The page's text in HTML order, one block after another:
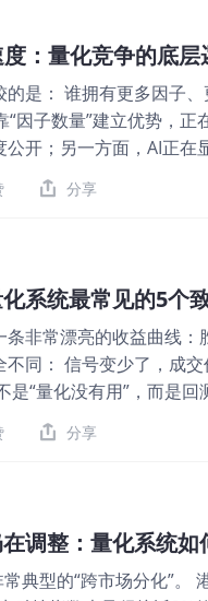
强，预估会加速各地
城市重合。 从选址逻辑
也未释放缓和矛盾、
不下的僵局会持续放大
资产走势分化逻辑十分
缘溢价就会持续托底
下行空间被持续压缩
期高利率环境对高估
进一步拖累科技板块修
地缘风险快速降温，油
是： 谁拥有更多因子
因子数量”建立优势，
开；另一方面，AI正
队数周完成的研究工作
距，不再只是“谁的因子
护城河。 因子越多，
拟合。一套回测非常
效。 因此，小猫量化
部署趋势突破、均值回
适用于什么市况； 风险
是与市场环境绑定。 第
熊环境中的有效性可能
美股的短周期、长周期
程拆分为： 策略发现
续管理止损、止盈和
分享
系统最常见的5个
非常漂亮的收益曲线
同： 信号变少了，成
是“量化没有用”，而是
点防范以下五类常见陷
线足够漂亮，策略很可
间，而不是追求某一
稳定，才具备进一步
面对： 佣金、平台费
影响越明显。一套毛收
分享
调整：量化系统
典型的“跨市场分化”。